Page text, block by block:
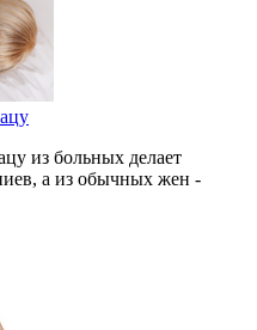
из больных делает
а из обычных жен -